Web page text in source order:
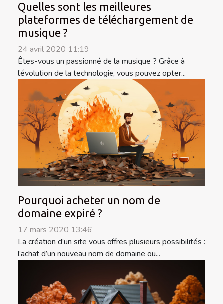
Quelles sont les meilleures
plateformes de téléchargement de
musique ?
24 avril 2020 11:19
Êtes-vous un passionné de la musique ? Grâce à
l’évolution de la technologie, vous pouvez opter...
Pourquoi acheter un nom de
domaine expiré ?
17 mars 2020 13:46
La création d’un site vous offres plusieurs possibilités :
l’achat d’un nouveau nom de domaine ou...